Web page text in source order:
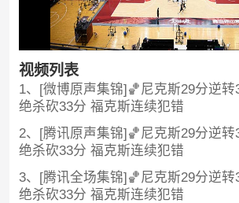
视频列表
1、[微博原声集锦]🏀尼克斯29分逆
绝杀砍33分 福克斯连续犯错
2、[腾讯原声集锦]🏀尼克斯29分逆
绝杀砍33分 福克斯连续犯错
3、[腾讯全场集锦]🏀尼克斯29分逆转
绝杀砍33分 福克斯连续犯错